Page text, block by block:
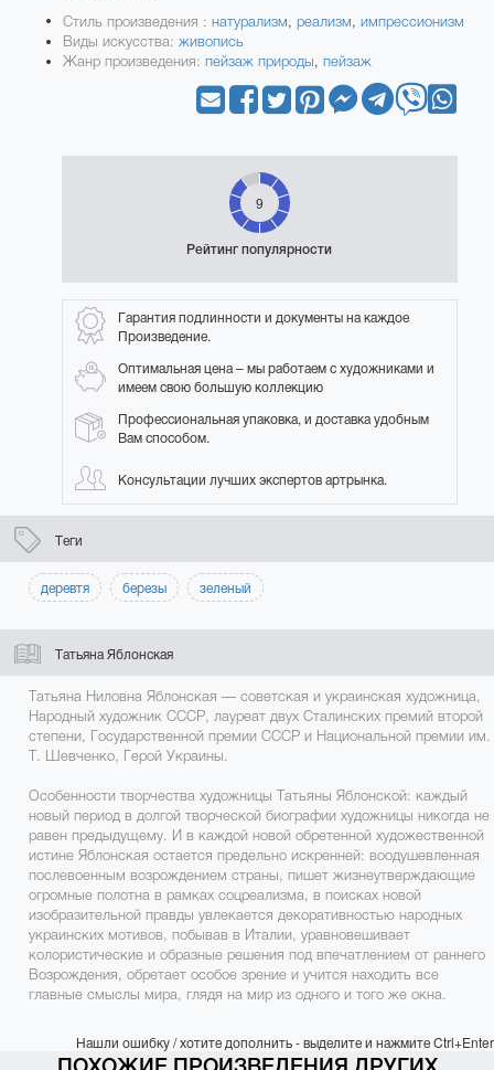
Стиль произведения : натурализм,реализм,импрессионизм
Виды искусства:живопись
Жанр произведения: пейзаж природы,пейзаж
9
Рейтинг популярности
Гарантия подлинности и документы на каждое
Произведение.
Оптимальная цена – мы работаем с художниками и
имеем свою большую коллекцию
Профессиональная упаковка, и доставка удобным
Вам способом.
Консультации лучших экспертов артрынка.
Теги
деревтя березы зеленый
Татьяна Яблонская
Татьяна Ниловна Яблонская — советская и украинская художница,
Народный художник СССР, лауреат двух Сталинских премий второй
степени, Государственной премии СССР и Национальной премии им.
Т. Шевченко, Герой Украины.
Особенности творчества художницы Татьяны Яблонской: каждый
новый период в долгой творческой биографии художницы никогда не
равен предыдущему. И в каждой новой обретенной художественной
истине Яблонская остается предельно искренней: воодушевленная
послевоенным возрождением страны, пишет жизнеутверждающие
огромные полотна в рамках соцреализма, в поисках новой
изобразительной правды увлекается декоративностью народных
украинских мотивов, побывав в Италии, уравновешивает
колористические и образные решения под впечатлением от раннего
Возрождения, обретает особое зрение и учится находить все
главные смыслы мира, глядя на мир из одного и того же окна.
Нашли ошибку / хотите дополнить - выделите и нажмите Ctrl+Enter